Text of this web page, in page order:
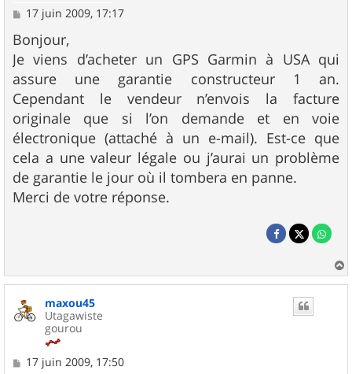
M
s
s
a
g
e
17 juin 2009, 17:17
Bonjour,
Je viens d’acheter un GPS Garmin à USA qui
assure une garantie constructeur 1 an.
Cependant le vendeur n’envois la facture
originale que si l’on demande et en voie
électronique (attaché à un e-mail). Est-ce que
cela a une valeur légale ou j’aurai un problème
de garantie le jour où il tombera en panne.
Merci de votre réponse.
a
maxou45
Utagawiste
gourou
M17 juin 2009, 17:50